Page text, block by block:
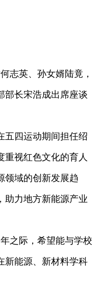
志英、孙女婿陆竟，
部长宋浩成出席座谈
四运动期间担任绍
重视红色文化的育人
领域的创新发展趋
助力地方新能源产业
之际，希望能与学校
新能源、新材料学科